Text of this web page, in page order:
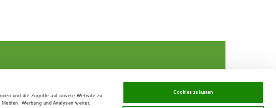
und die Zugriffe auf unsere Website zu
Werbung und Analysen weiter.
Cookies zulassen